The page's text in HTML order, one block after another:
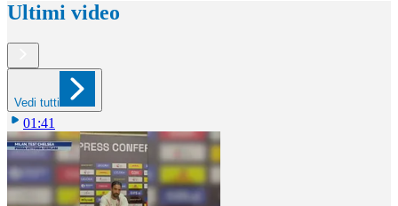
Ultimi video
Vedi tutti
01:41